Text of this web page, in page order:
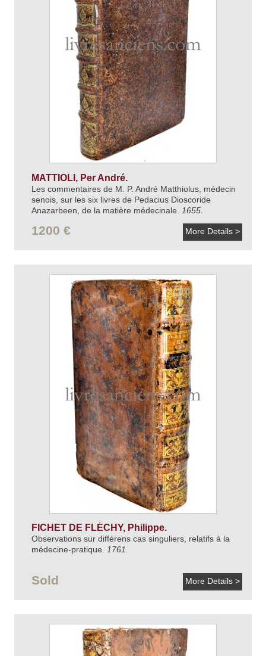
MATTIOLI, Per André.
Les commentaires de M. P. André Matthiolus, médecin
senois, sur les six livres de Pedacius Dioscoride
Anazarbeen, de la matière médecinale.
1655.
1200 € More Details >
FICHET DE FLÉCHY, Philippe.
Observations sur différens cas singuliers, relatifs à la
médecine-pratique. 1761.
Sold More Details >